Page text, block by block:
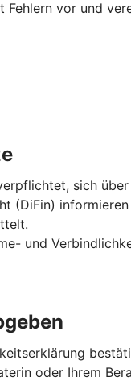
Fehlern vor und
sich
(DiFin)
und
oder Ihrem